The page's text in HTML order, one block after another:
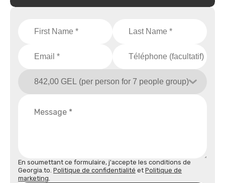
En soumettant ce formulaire, j'accepte les conditions de
Georgia.to. Politique de confidentialité et Politique de
marketing.